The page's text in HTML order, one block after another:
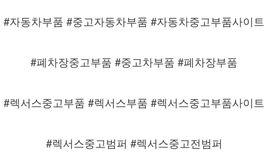
#자동차부품 #중고자동차부품 #자동차중고부품사이트
#폐차장중고부품 #중고차부품 #폐차장부품
#렉서스중고부품 #렉서스부품 #렉서스중고부품사이트
#렉서스중고범퍼 #렉서스중고전범퍼